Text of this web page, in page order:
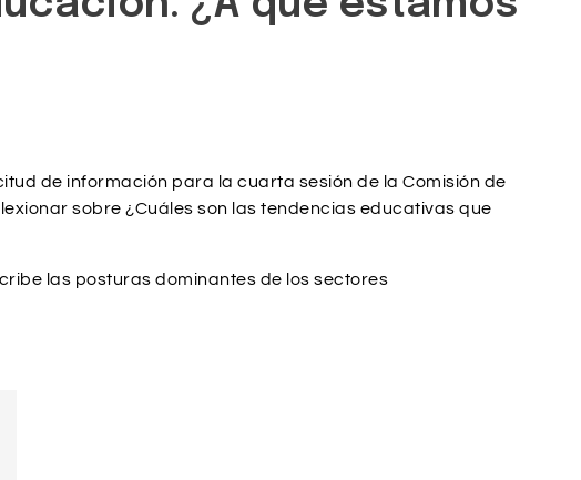
de información para la cuarta sesión de la Comisión de
sobre ¿Cuáles son las tendencias educativas que
las posturas dominantes de los sectores